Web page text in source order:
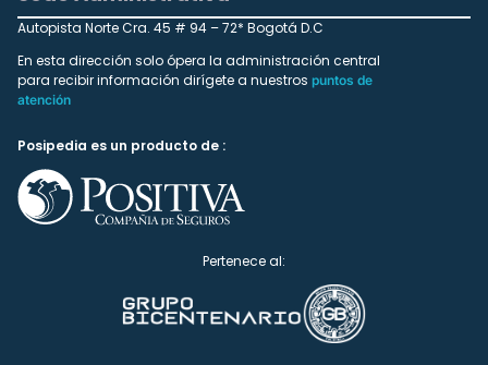
Autopista Norte Cra. 45 # 94 – 72* Bogotá D.C
En esta dirección solo ópera la administración central
para recibir información dirígete a nuestros puntos de
atención
Posipedia es un producto de :
Pertenece al: